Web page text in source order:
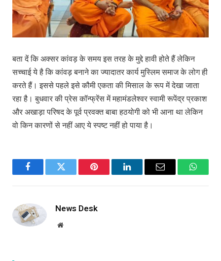
बता दें कि अक्सर कांवड़ के समय इस तरह के मुद्दे हावी होते हैं लेकिन
सच्चाई ये है कि कांवड़ बनाने का ज्यादातर कार्य मुस्लिम समाज के लोग ही
करते हैं। इससे पहले इसे कौमी एकता की मिसाल के रूप में देखा जाता
रहा है। बुधवार की प्रेस कॉन्फ्रेंस में महामंडलेश्वर स्वामी रूपेंद्र प्रकाश
और अखाड़ा परिषद के पूर्व प्रवक्त बाबा हठयोगी को भी आना था लेकिन
वो किन कारणों से नहीं आए ये स्पष्ट नहीं हो पाया है।
FacebookTwitter Pinterest LinkedInEmail
News Desk
Website